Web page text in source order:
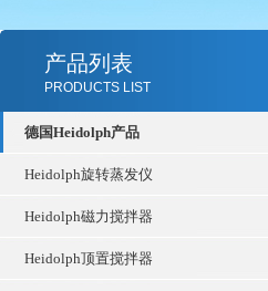
产品列表
PRODUCTS LIST
德国Heidolph产品
Heidolph旋转蒸发仪
Heidolph磁力搅拌器
Heidolph顶置搅拌器